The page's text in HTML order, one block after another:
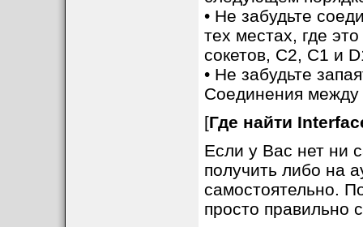
• Не забудьте
тех местах, где
сокетов, C2, C1 и
• Не забудьте
Соединения между
[Где найти
Если у Вас нет ни
получить либо на
самостоятельно.
просто правильно